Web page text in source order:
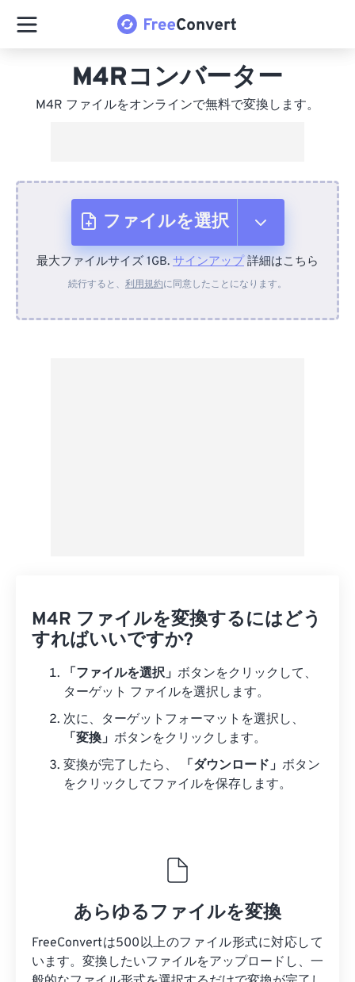
M4Rコンバーター
M4R ファイルをオンラインで無料で変換します。
ファイルを選択
デバイスから
最大ファイルサイズ 1GB. サインアップ詳細はこちら
続行すると、 利用規約に同意したことになります。
M4R ファイルを変換するにはどう
すればいいですか?
「ファイルを選択」 ボタンをクリックして、
ターゲット ファイルを選択します。
次に、ターゲットフォーマットを選択し、
「変換」 ボタンをクリックします。
変換が完了したら、
「ダウンロード」 ボタン
をクリックしてファイルを保存します。
あらゆるファイルを変換
FreeConvertは500以上のファイル形式に対応して
います。変換したいファイルをアップロードし、一